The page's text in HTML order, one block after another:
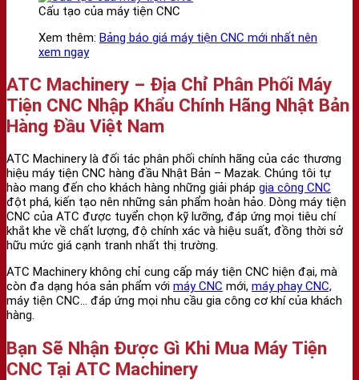
Cấu tạo của máy tiện CNC
Xem thêm: Bảng báo giá máy tiện CNC mới nhất nên
xem ngay
ATC Machinery – Địa Chỉ Phân Phối Máy
Tiện CNC Nhập Khẩu Chính Hãng Nhật Bản
Hàng Đầu Việt Nam
ATC Machinery là đối tác phân phối chính hãng của các thương
hiệu máy tiện CNC hàng đầu Nhật Bản – Mazak. Chúng tôi tự
hào mang đến cho khách hàng những giải pháp gia công CNC
đột phá, kiến tạo nên những sản phẩm hoàn hảo. Dòng máy tiện
CNC của ATC được tuyển chọn kỹ lưỡng, đáp ứng mọi tiêu chí
khắt khe về chất lượng, độ chính xác và hiệu suất, đồng thời sở
hữu mức giá cạnh tranh nhất thị trường.
ATC Machinery không chỉ cung cấp máy tiện CNC hiện đại, mà
còn đa dạng hóa sản phẩm với máy CNC mới, máy phay CNC,
máy tiện CNC… đáp ứng mọi nhu cầu gia công cơ khí của khách
hàng.
Bạn Sẽ Nhận Được Gì Khi Mua Máy Tiện
CNC Tại ATC Machinery